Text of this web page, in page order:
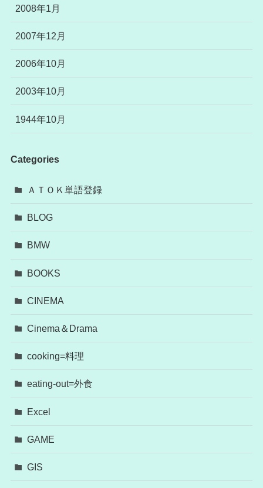
2008年1月
2007年12月
2006年10月
2003年10月
1944年10月
Categories
ＡＴＯＫ単語登録
BLOG
BMW
BOOKS
CINEMA
Cinema＆Drama
cooking=料理
eating-out=外食
Excel
GAME
GIS